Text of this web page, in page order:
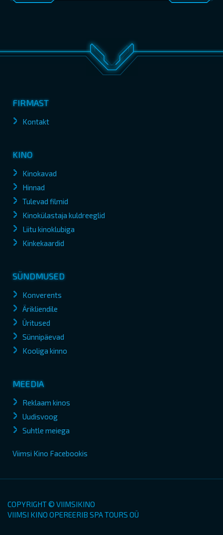
FIRMAST
Kontakt
KINO
Kinokavad
Hinnad
Tulevad filmid
Kinokülastaja kuldreeglid
Liitu kinoklubiga
Kinkekaardid
SÜNDMUSED
Konverents
Ärikliendile
Üritused
Sünnipäevad
Kooliga kinno
MEEDIA
Reklaam kinos
Uudisvoog
Suhtle meiega
Viimsi Kino Facebookis
COPYRIGHT © VIIMSIKINO
VIIMSI KINO OPEREERIB SPA TOURS OÜ